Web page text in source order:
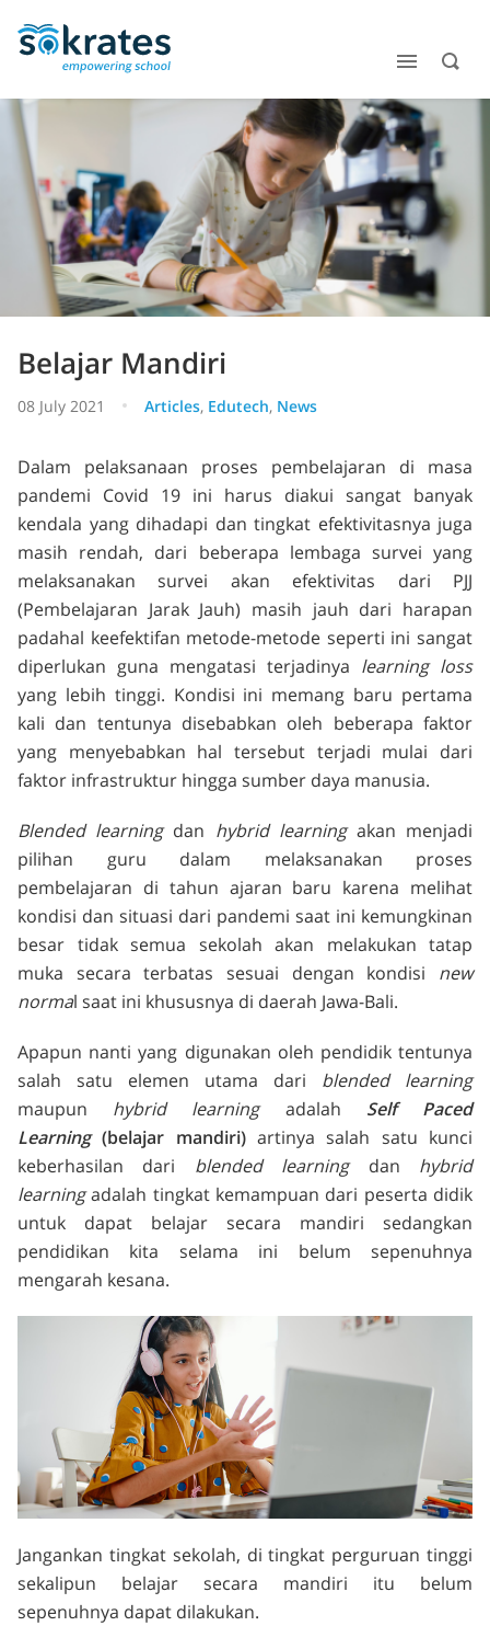
Belajar Mandiri
08 July 2021 Articles, Edutech, News
Dalam pelaksanaan proses pembelajaran di masa
pandemi Covid 19 ini harus diakui sangat banyak
kendala yang dihadapi dan tingkat efektivitasnya juga
masih rendah, dari beberapa lembaga survei yang
melaksanakan survei akan efektivitas dari PJJ
(Pembelajaran Jarak Jauh) masih jauh dari harapan
padahal keefektifan metode-metode seperti ini sangat
diperlukan guna mengatasi terjadinya learning loss
yang lebih tinggi. Kondisi ini memang baru pertama
kali dan tentunya disebabkan oleh beberapa faktor
yang menyebabkan hal tersebut terjadi mulai dari
faktor infrastruktur hingga sumber daya manusia.
Blended learningdan hybrid learningakan menjadi
pilihan guru dalam melaksanakan proses
pembelajaran di tahun ajaran baru karena melihat
kondisi dan situasi dari pandemi saat ini kemungkinan
besar tidak semua sekolah akan melakukan tatap
muka secara terbatas sesuai dengan kondisi new
normal saat ini khususnya di daerah Jawa-Bali.
Apapun nanti yang digunakan oleh pendidik tentunya
salah satu elemen utama dari blended learning
maupun hybrid learningadalah Self Paced
Learning(belajar mandiri)artinya salah satu kunci
keberhasilan dari blended learningdan hybrid
learningadalah tingkat kemampuan dari peserta didik
untuk dapat belajar secara mandiri sedangkan
pendidikan kita selama ini belum sepenuhnya
mengarah kesana.
Jangankan tingkat sekolah, di tingkat perguruan tinggi
sekalipun belajar secara mandiri itu belum
sepenuhnya dapat dilakukan.